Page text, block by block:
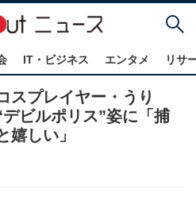
IT・ビジネス エンタメ リサ
スプレイヤー・うり
ビルポリス”姿に「捕
嬉しい」